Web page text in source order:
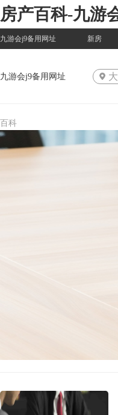
房产百科-九游
九游会j9备用网址 新房
九游会j9备用网址
百科